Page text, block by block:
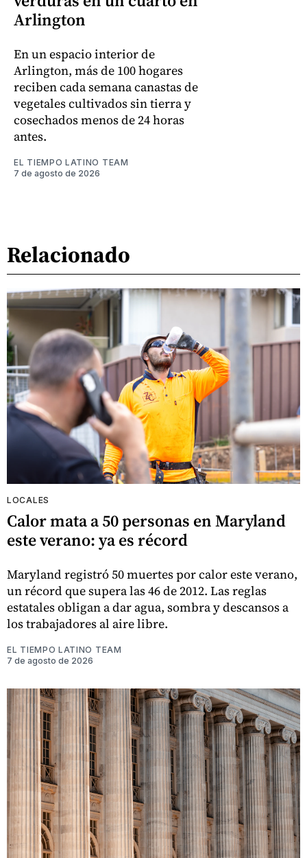
Arlington
En un espacio interior de
Arlington, más de 100 hogares
reciben cada semana canastas de
vegetales cultivados sin tierra y
cosechados menos de 24 horas
antes.
EL TIEMPO LATINO TEAM
7 de agosto de 2026
Relacionado
LOCALES
Calor mata a 50 personas en Maryland
este verano: ya es récord
Maryland registró 50 muertes por calor este verano,
un récord que supera las 46 de 2012. Las reglas
estatales obligan a dar agua, sombra y descansos a
los trabajadores al aire libre.
EL TIEMPO LATINO TEAM
7 de agosto de 2026